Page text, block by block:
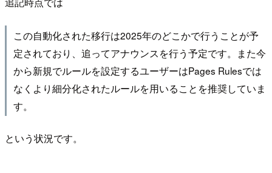
この自動化された移行は2025年のどこかで行うことが予
定されており、追ってアナウンスを行う予定です。また今
から新規でルールを設定するユーザーはPages Rulesでは
なくより細分化されたルールを用いることを推奨していま
す。
という状況です。